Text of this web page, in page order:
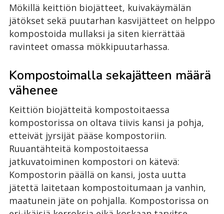
Mökillä keittiön biojätteet, kuivakäymälän
jätökset sekä puutarhan kasvijätteet on helppo
kompostoida mullaksi ja siten kierrättää
ravinteet omassa mökkipuutarhassa.
Kompostoimalla sekajätteen määrä
vähenee
Keittiön biojätteitä kompostoitaessa
kompostorissa on oltava tiivis kansi ja pohja,
etteivät jyrsijät pääse kompostoriin.
Ruuantähteitä kompostoitaessa
jatkuvatoiminen kompostori on kätevä:
Kompostorin päällä on kansi, josta uutta
jätettä laitetaan kompostoitumaan ja vanhin,
maatunein jäte on pohjalla. Kompostorissa on